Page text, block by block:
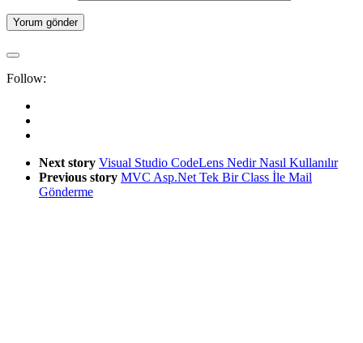
Follow:
Next story Visual Studio CodeLens Nedir Nasıl Kullanılır
Previous story MVC Asp.Net Tek Bir Class İle Mail
Gönderme